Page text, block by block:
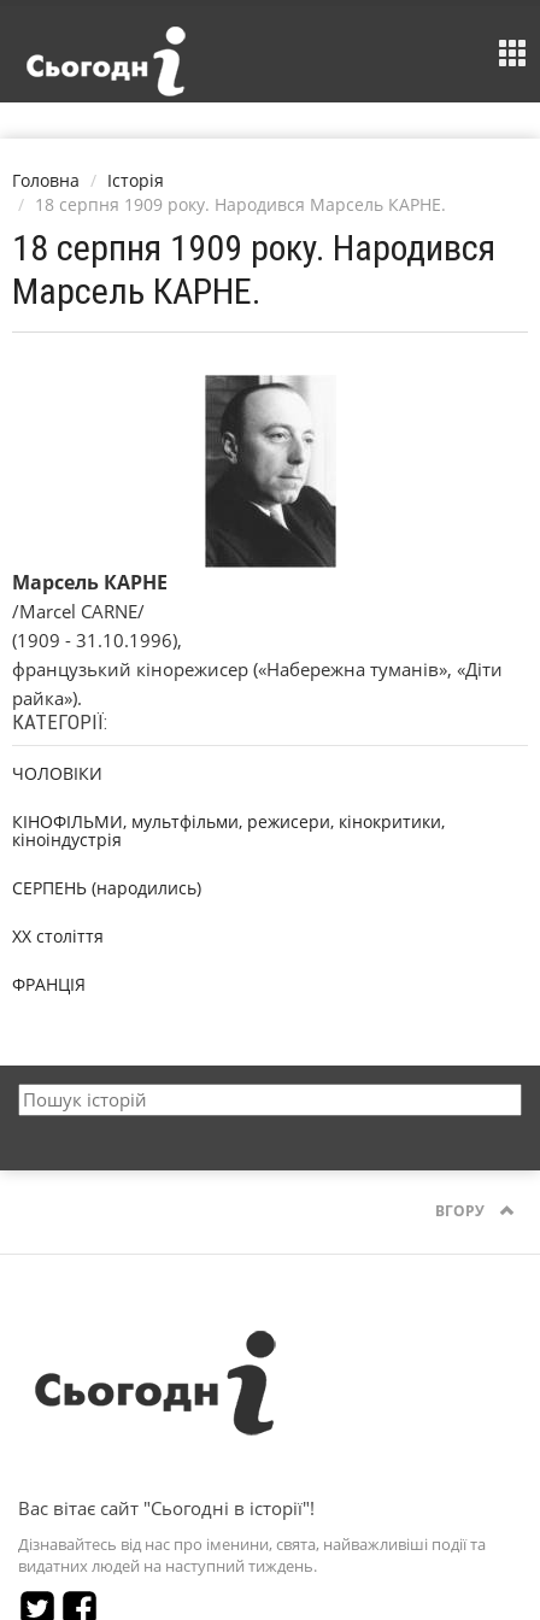
Головна
Історія
18 серпня 1909 року. Народився Марсель КАРНЕ.
18 серпня 1909 року. Народився
Марсель КАРНЕ.
Марсель КАРНЕ
/Marcel CARNE/
(1909 - 31.10.1996),
французький кінорежисер («Набережна туманів», «Діти
райка»).
КАТЕГОРІЇ:
ЧОЛОВІКИ
КІНОФІЛЬМИ, мультфільми, режисери, кінокритики,
кіноіндустрія
СЕРПЕНЬ (народились)
XX століття
ФРАНЦІЯ
ВГОРУ
Вас вітає сайт "Сьогодні в історії"!
Дізнавайтесь від нас про іменини, свята, найважливіші події та
видатних людей на наступний тиждень.